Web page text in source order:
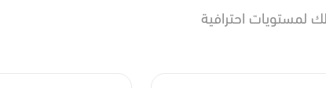
لمستويات احترافية